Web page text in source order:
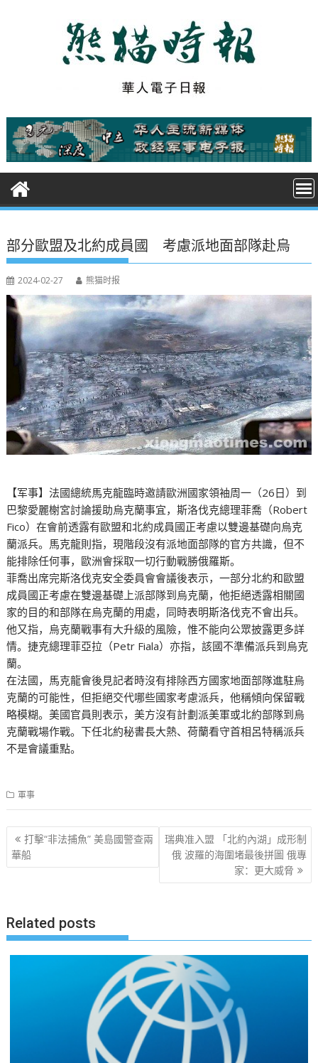
t
部分歐盟及北約成員國 考慮派地面部隊赴烏
2024-02-27 熊猫时报
【军事】法國總統馬克龍臨時邀請歐洲國家領袖周一（26日）到
巴黎愛麗榭宮討論援助烏克蘭事宜，斯洛伐克總理菲喬（Robert
Fico）在會前透露有歐盟和北約成員國正考慮以雙邊基礎向烏克
蘭派兵。馬克龍則指，現階段沒有派地面部隊的官方共識，但不
能排除任何事，歐洲會採取一切行動戰勝俄羅斯。
菲喬出席完斯洛伐克安全委員會會議後表示，一部分北約和歐盟
成員國正考慮在雙邊基礎上派部隊到烏克蘭，他拒絕透露相關國
家的目的和部隊在烏克蘭的用處，同時表明斯洛伐克不會出兵。
他又指，烏克蘭戰事有大升級的風險，惟不能向公眾披露更多詳
情。捷克總理菲亞拉（Petr Fiala）亦指，該國不準備派兵到烏克
蘭。
在法國，馬克龍會後見記者時沒有排除西方國家地面部隊進駐烏
克蘭的可能性，但拒絕交代哪些國家考慮派兵，他稱傾向保留戰
略模糊。美國官員則表示，美方沒有計劃派美軍或北約部隊到烏
克蘭戰場作戰。下任北約秘書長大熱、荷蘭看守首相呂特稱派兵
不是會議重點。
軍事
文
章
打擊“非法捕魚” 美島國警查兩
華船
瑞典准入盟 「北約內湖」成形制
俄 波羅的海圍堵最後拼圖 俄專
家：更大威脅
Related posts